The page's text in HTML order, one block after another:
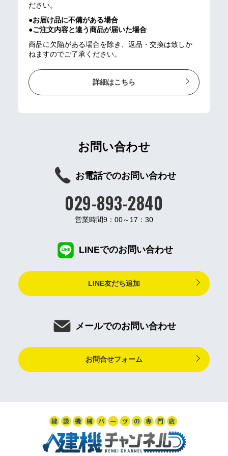
ださい。
●お届け品に不備がある場合
●ご注文内容と違う商品が届いた場合
商品に欠陥がある場合を除き、返品・交換は致しか
ねますのでご了承ください。
詳細はこちら
お問い合わせ
お電話でのお問い合わせ
029-893-2840
営業時間9：00～17：30
LINEでのお問い合わせ
LINE友だち追加
メールでのお問い合わせ
お問合せフォーム